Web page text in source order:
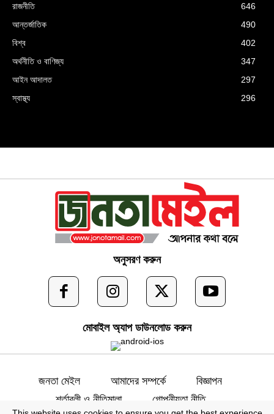
রাজনীতি
646
আন্তর্জাতিক
490
বিশ্ব
402
অর্থনীতি ও বাণিজ্য
347
আইন আদালত
297
স্বাস্থ্য
296
অনুসরণ করুন
মোবাইল অ্যাপ ডাউনলোড করুন
জনতা মেইল আমাদের সম্পর্কে
বিজ্ঞাপন
শর্তাবলী ও নীতিমালা
গোপনীয়তা নীতি